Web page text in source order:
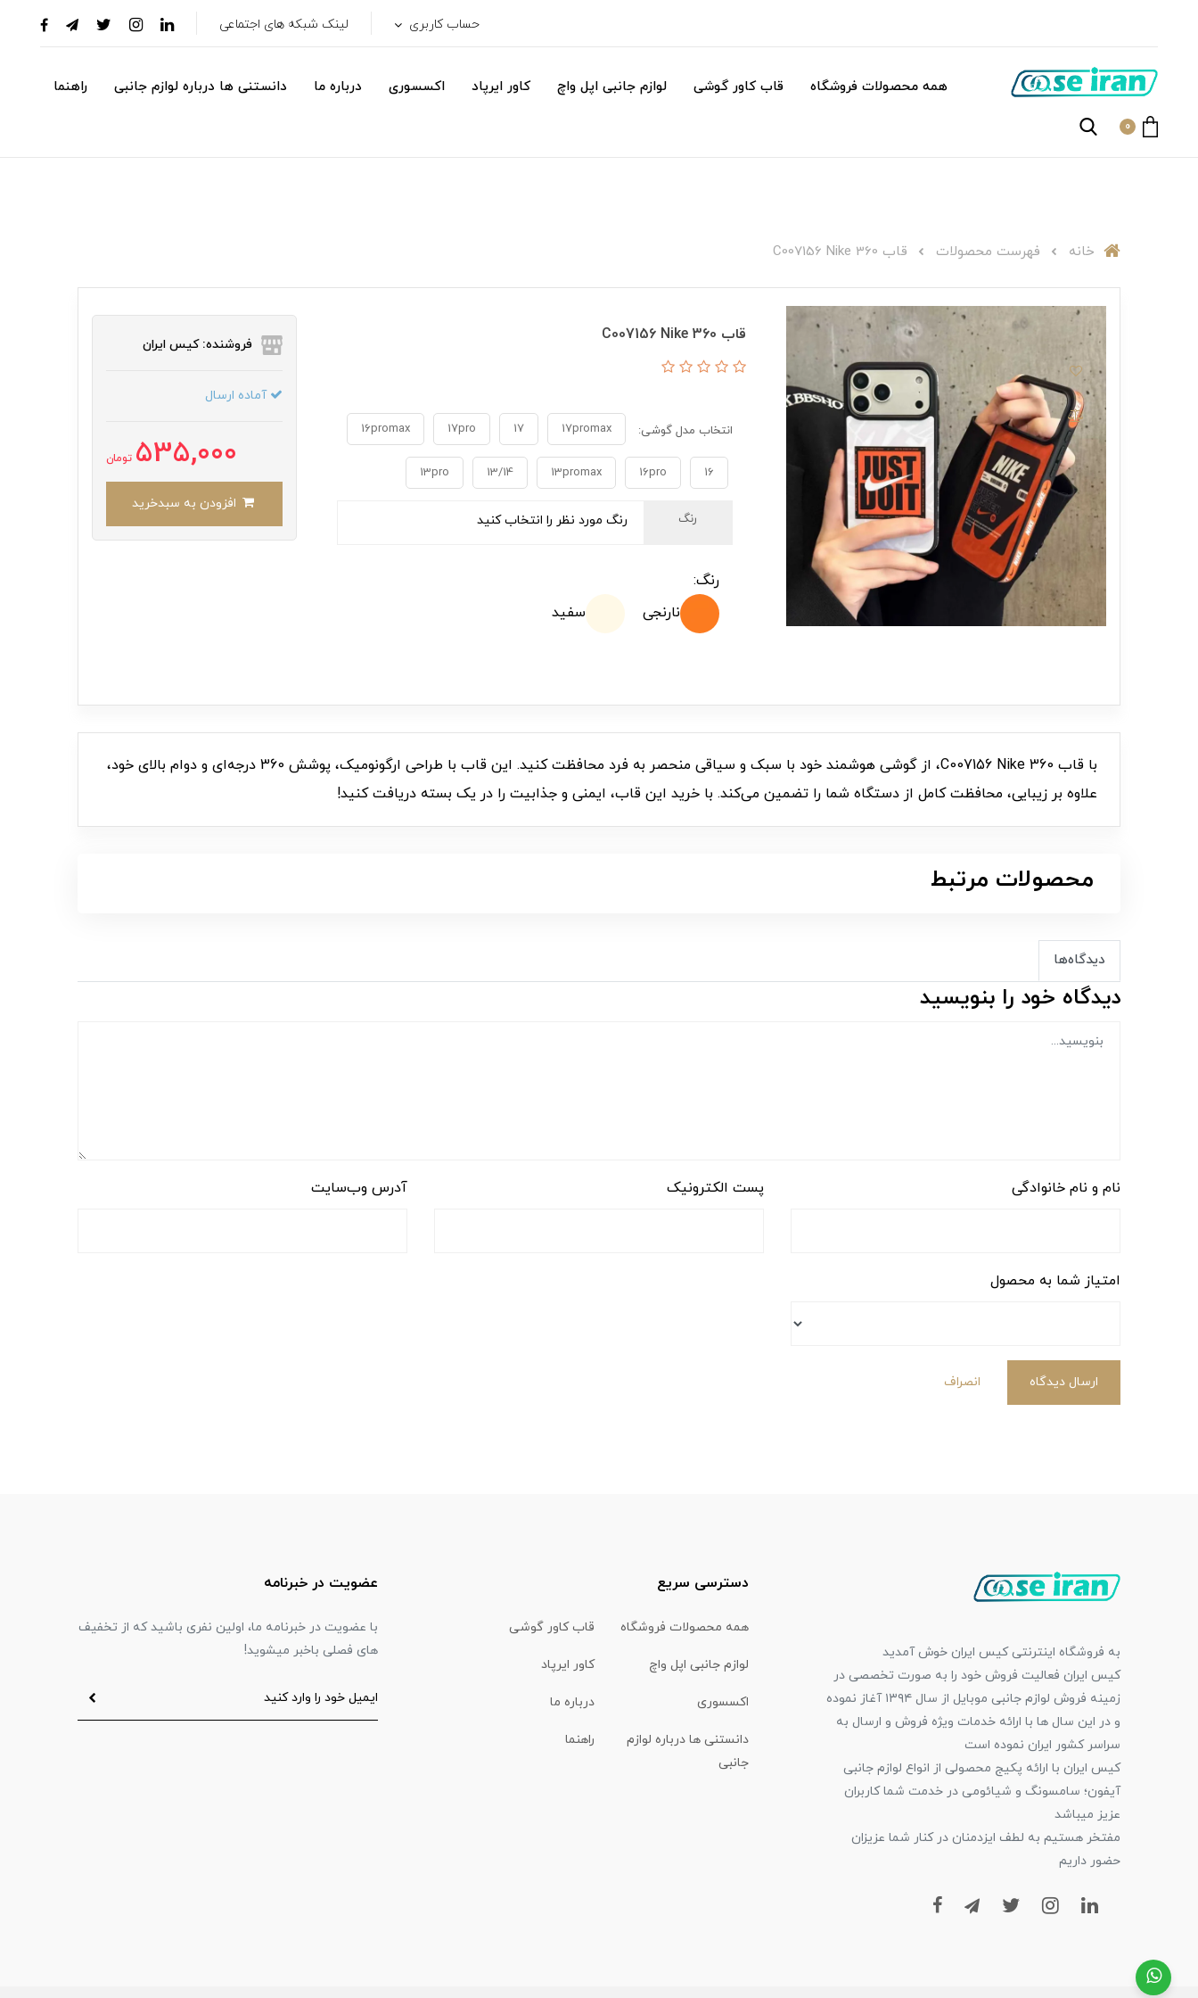
حساب کاربری لینک شبکه های اجتماعی
همه محصولات فروشگاه قاب کاور گوشی لوازم جانبی اپل واچ کاور ایرپاد اکسسوری درباره ما دانستنی ها درباره لوازم جانبی راهنما
0
خانه فهرست محصولات قاب C007156 Nike 360
قاب C007156 Nike 360
انتخاب مدل گوشی: 17promax
17
17pro
16promax
16
16pro
13promax
13/14
13pro
رنگ رنگ مورد نظر را انتخاب کنید
رنگ:
نارنجی
سفید
فروشنده: کیس ایران
آماده ارسال
535,000 تومان
با قاب C007156 Nike 360، از گوشی هوشمند خود با سبک و سیاقی منحصر به فرد محافظت کنید. این قاب با طراحی ارگونومیک، پوشش 360 درجه‌ای و دوام بالای خود،
علاوه بر زیبایی، محافظت کامل از دستگاه شما را تضمین می‌کند. با خرید این قاب، ایمنی و جذابیت را در یک بسته دریافت کنید!
محصولات مرتبط
دیدگاه‌ها
دیدگاه خود را بنویسید
نام و نام خانوادگی پست الکترونیک آدرس وب‌سایت
امتیاز شما به محصول
ارسال دیدگاه انصراف
به فروشگاه اینترنتی کیس ایران خوش آمدید
کیس ایران فعالیت فروش خود را به صورت تخصصی در
زمینه فروش لوازم جانبی موبایل از سال ۱۳۹۴ آغاز نموده
و در این سال ها با ارائه خدمات ویژه فروش و ارسال به
سراسر کشور ایران نموده است
کیس ایران با ارائه پکیج محصولی از انواع لوازم جانبی
آیفون؛ سامسونگ و شیائومی در خدمت شما کاربران
عزیز میباشد
مفتخر هستیم به لطف ایزدمنان در کنار شما عزیزان
حضور داریم
دسترسی سریع
همه محصولات فروشگاه قاب کاور گوشی
لوازم جانبی اپل واچ کاور ایرپاد
اکسسوری درباره ما
دانستنی ها درباره لوازم
جانبی
راهنما
عضویت در خبرنامه
با عضویت در خبرنامه ما، اولین نفری باشید که از تخفیف
های فصلی باخبر میشوید!